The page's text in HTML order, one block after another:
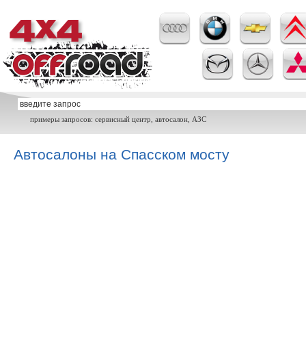
примеры запросов: сервисный центр, автосалон, АЗС
Автосалоны на Спасском мосту